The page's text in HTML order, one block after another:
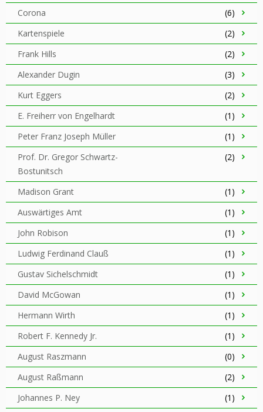
Corona
(6)
Kartenspiele
(2)
Frank Hills
(2)
Alexander Dugin
(3)
Kurt Eggers
(2)
E. Freiherr von Engelhardt
(1)
Peter Franz Joseph Müller
(1)
Prof. Dr. Gregor Schwartz-
Bostunitsch
(2)
Madison Grant
(1)
Auswärtiges Amt
(1)
John Robison
(1)
Ludwig Ferdinand Clauß
(1)
Gustav Sichelschmidt
(1)
David McGowan
(1)
Hermann Wirth
(1)
Robert F. Kennedy Jr.
(1)
August Raszmann
(0)
August Raßmann
(2)
Johannes P. Ney
(1)